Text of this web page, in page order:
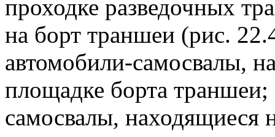
проходке разведочных
на борт траншеи (рис.
автомобили-самосвалы,
площадке борта траншеи;
самосвалы, находящиеся